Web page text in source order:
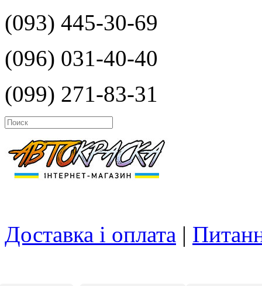
(093) 445-30-69
(096) 031-40-40
(099) 271-83-31
Доставка і оплата |